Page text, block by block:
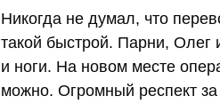
Никогда не думал, что
такой быстрой. Парни, Олег
и ноги. На новом месте
можно. Огромный респект